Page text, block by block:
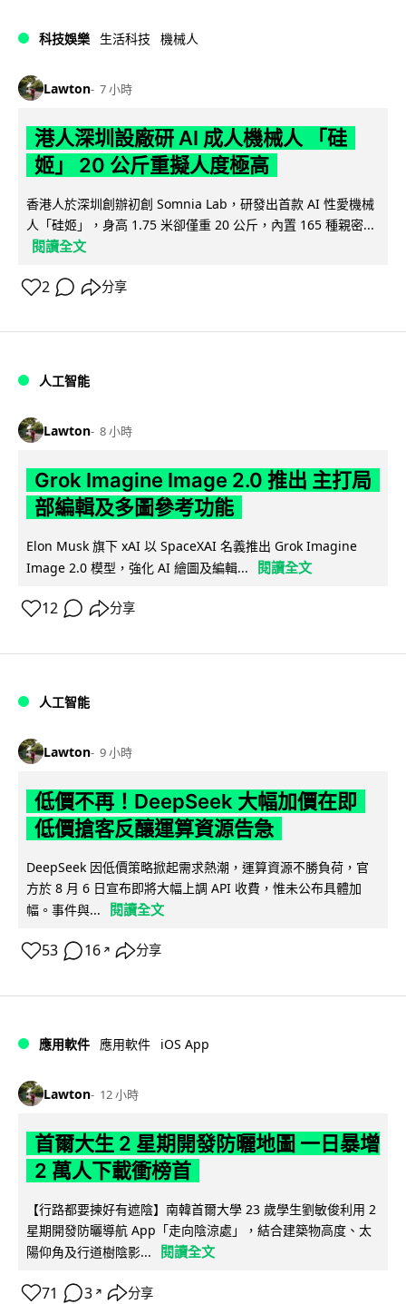
科技娛樂 生活科技 機械人
Lawton 7 小時
港人深圳設廠研 AI 成人機械人 「硅
姬」 20 公斤重擬人度極高
香港人於深圳創辦初創 Somnia Lab，研發出首款 AI 性愛機械
人「硅姬」，身高 1.75 米卻僅重 20 公斤，內置 165 種親密...
閱讀全文
2 分享
人工智能
Lawton 8 小時
Grok Imagine Image 2.0 推出 主打局
部編輯及多圖參考功能
Elon Musk 旗下 xAI 以 SpaceXAI 名義推出 Grok Imagine
Image 2.0 模型，強化 AI 繪圖及編輯...
閱讀全文
12 分享
人工智能
Lawton 9 小時
低價不再！DeepSeek 大幅加價在即
低價搶客反釀運算資源告急
DeepSeek 因低價策略掀起需求熱潮，運算資源不勝負荷，官
方於 8 月 6 日宣布即將大幅上調 API 收費，惟未公布具體加
幅。事件與...
閱讀全文
53 16 ↗ 分享
應用軟件 應用軟件 iOS App
Lawton 12 小時
首爾大生 2 星期開發防曬地圖 一日暴增
2 萬人下載衝榜首
【行路都要揀好有遮陰】南韓首爾大學 23 歲學生劉敏俊利用 2
星期開發防曬導航 App「走向陰涼處」，結合建築物高度、太
陽仰角及行道樹陰影...
閱讀全文
71 3 ↗ 分享